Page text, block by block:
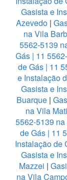
Gasista e
Azevedo|
na Vila
5562-5139
Gás | 11
de Gás | 11
e Instalação
Gasista e
Buarque|
na Vila
5562-5139
de Gás | 11
Instalação de
Gasista e
Mazzei |
na Vila